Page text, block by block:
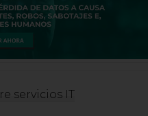
servicios IT